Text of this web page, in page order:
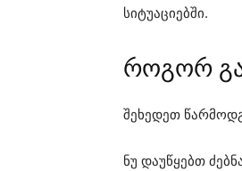
სიტუაციებში.
როგორ
შეხედეთ
ნუ დაუწყებთ